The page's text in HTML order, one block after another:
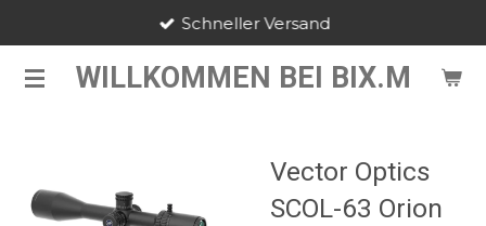
springen WILLKOMMEN BEI BIX.M
Schneller Versand
Vector Optics
SCOL-63 Orion